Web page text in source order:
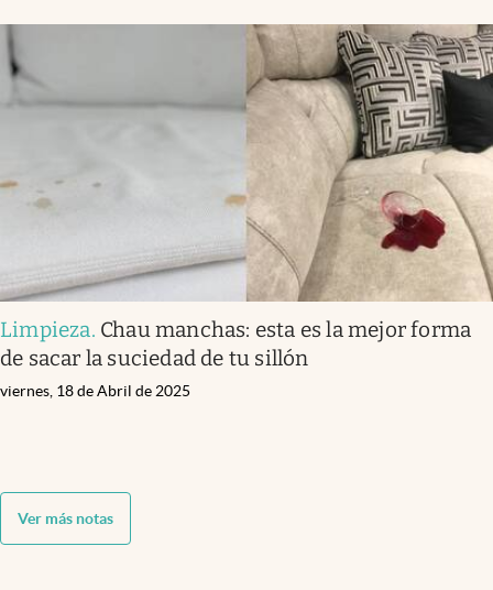
Limpieza. Chau manchas: esta es la mejor forma
de sacar la suciedad de tu sillón
viernes, 18 de Abril de 2025
Ver más notas